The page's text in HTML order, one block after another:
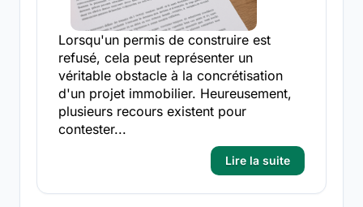
Lorsqu'un permis de construire est
refusé, cela peut représenter un
véritable obstacle à la concrétisation
d'un projet immobilier. Heureusement,
plusieurs recours existent pour
contester...
Lire la suite